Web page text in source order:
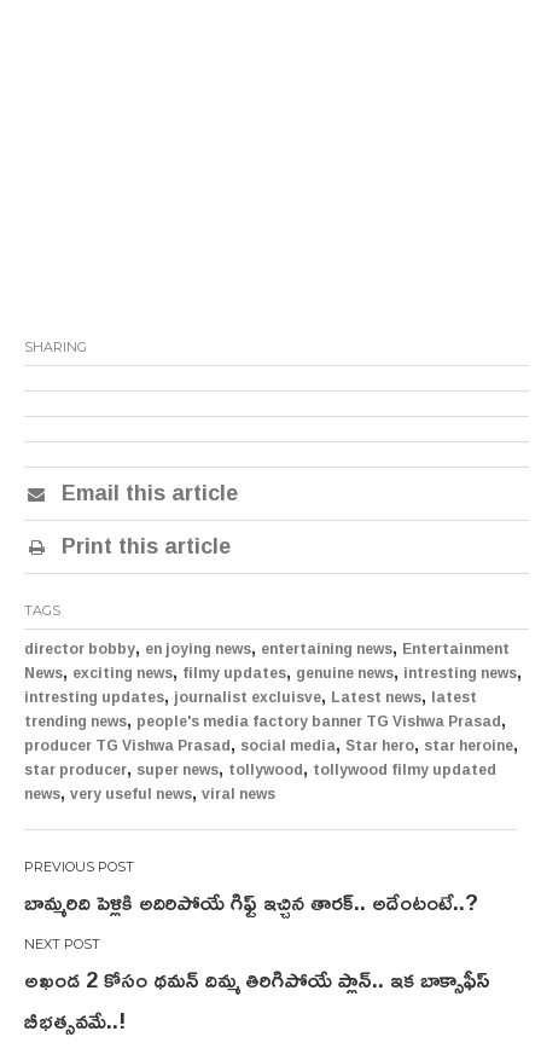
SHARING
Email this article
Print this article
TAGS
director bobby, en joying news, entertaining news, Entertainment
News, exciting news, filmy updates, genuine news, intresting news,
intresting updates, journalist excluisve, Latest news, latest
trending news, people's media factory banner TG Vishwa Prasad,
producer TG Vishwa Prasad, social media, Star hero, star heroine,
star producer, super news, tollywood, tollywood filmy updated
news, very useful news, viral news
Post
navigation
బామ్మరిది పెళ్లికి అదిరిపోయే గిఫ్ట్ ఇచ్చిన తారక్.. అదేంటంటే..?
అఖండ 2 కోసం థమన్ దిమ్మ తిరిగిపోయే ప్లాన్.. ఇక బాక్సాఫీస్
బీభత్సవమే..!